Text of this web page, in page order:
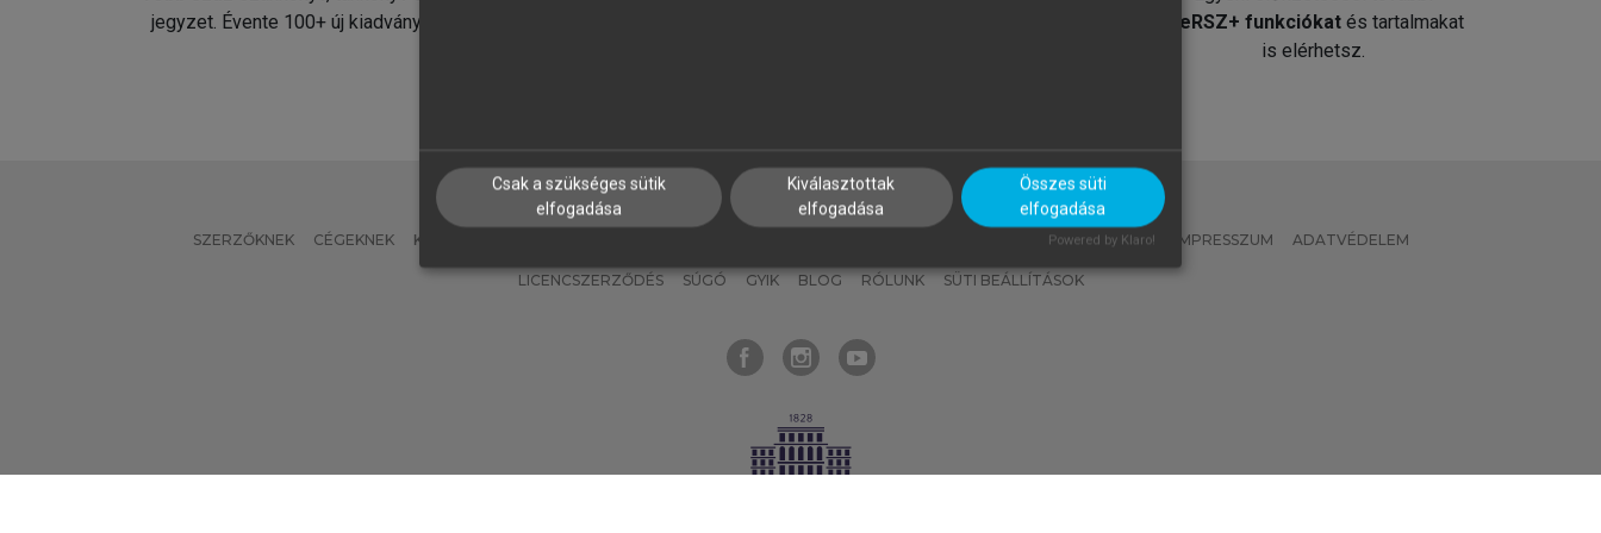
jegyzet. Évente 100+ új kiadvány.
MeRSZ+ funkciókat és tartalmakat
is elérhetsz.
SZERZŐKNEK CÉGEKNEK KÖNYVTÁROSOKNAK MI – ÁLTALÁNOS IRÁNYELVEK IMPRESSZUM ADATVÉDELEM
LICENCSZERZŐDÉS SÚGÓ GYIK BLOG RÓLUNK SÜTI BEÁLLÍTÁSOK
Csak a szükséges sütik
elfogadása
Kiválasztottak
elfogadása
Összes süti
elfogadása
Powered by Klaro!